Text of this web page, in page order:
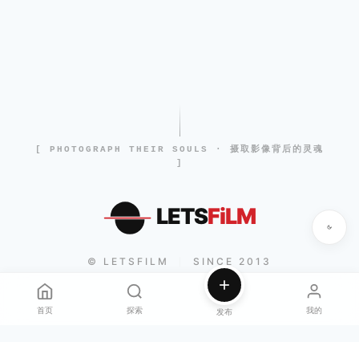
[ PHOTOGRAPH THEIR SOULS · 摄取影像背后的灵魂
]
LETSFiLM
© LETSFILM SINCE 2013
首页 探索 发布 我的